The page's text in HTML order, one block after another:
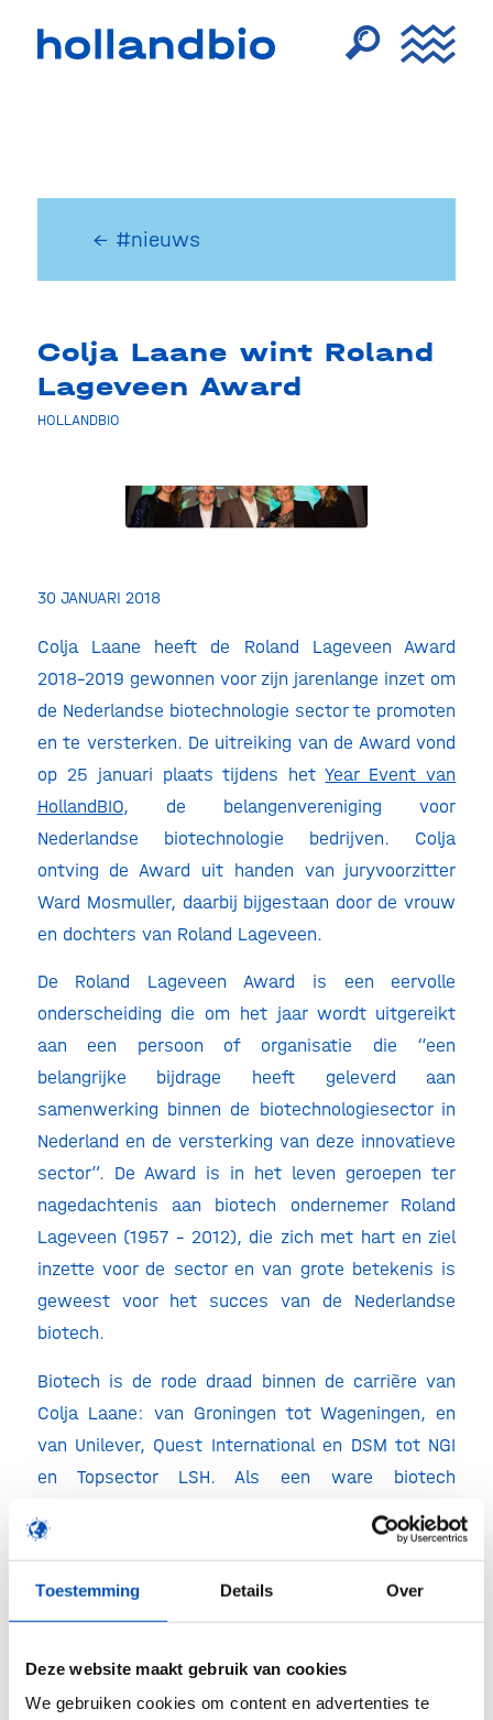
Toestemming Details Over
Deze website maakt gebruik van cookies
We gebruiken cookies om content en advertenties te
← #nieuws
Colja Laane wint Roland
Lageveen Award
HOLLANDBIO
30 JANUARI 2018
Colja Laane heeft de Roland Lageveen Award
2018-2019 gewonnen voor zijn jarenlange inzet om
de Nederlandse biotechnologie sector te promoten
en te versterken. De uitreiking van de Award vond
op 25 januari plaats tijdens hetYear Event van
HollandBIO, de belangenvereniging voor
Nederlandse biotechnologie bedrijven. Colja
ontving de Award uit handen van juryvoorzitter
Ward Mosmuller, daarbij bijgestaan door de vrouw
en dochters van Roland Lageveen.
De Roland Lageveen Award is een eervolle
onderscheiding die om het jaar wordt uitgereikt
aan een persoon of organisatie die “een
belangrijke bijdrage heeft geleverd aan
samenwerking binnen de biotechnologiesector in
Nederland en de versterking van deze innovatieve
sector”. De Award is in het leven geroepen ter
nagedachtenis aan biotech ondernemer Roland
Lageveen (1957 – 2012), die zich met hart en ziel
inzette voor de sector en van grote betekenis is
geweest voor het succes van de Nederlandse
biotech.
Biotech is de rode draad binnen de carrière van
Colja Laane: van Groningen tot Wageningen, en
van Unilever, Quest International en DSM tot NGI
en Topsector LSH. Als een ware biotech
positivisme in om de biotech sector in de kijker te
is een bruggenbouwer pur sang en daarmee van
besturen waarin hij zitting heeft en heeft gehad.
Colja stond aan de wieg van vele succesvolle